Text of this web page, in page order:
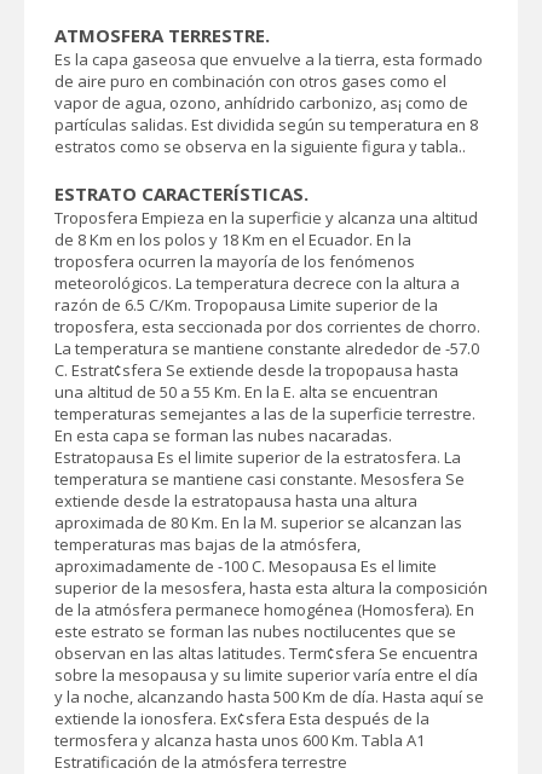
ATMOSFERA TERRESTRE.
Es la capa gaseosa que envuelve a la tierra, esta formado
de aire puro en combinación con otros gases como el
vapor de agua, ozono, anhídrido carbonizo, as¡ como de
partículas salidas. Est dividida según su temperatura en 8
estratos como se observa en la siguiente figura y tabla..
ESTRATO CARACTERÍSTICAS.
Troposfera Empieza en la superficie y alcanza una altitud
de 8 Km en los polos y 18 Km en el Ecuador. En la
troposfera ocurren la mayoría de los fenómenos
meteorológicos. La temperatura decrece con la altura a
razón de 6.5 C/Km. Tropopausa Limite superior de la
troposfera, esta seccionada por dos corrientes de chorro.
La temperatura se mantiene constante alrededor de -57.0
C. Estrat¢sfera Se extiende desde la tropopausa hasta
una altitud de 50 a 55 Km. En la E. alta se encuentran
temperaturas semejantes a las de la superficie terrestre.
En esta capa se forman las nubes nacaradas.
Estratopausa Es el limite superior de la estratosfera. La
temperatura se mantiene casi constante. Mesosfera Se
extiende desde la estratopausa hasta una altura
aproximada de 80 Km. En la M. superior se alcanzan las
temperaturas mas bajas de la atmósfera,
aproximadamente de -100 C. Mesopausa Es el limite
superior de la mesosfera, hasta esta altura la composición
de la atmósfera permanece homogénea (Homosfera). En
este estrato se forman las nubes noctilucentes que se
observan en las altas latitudes. Term¢sfera Se encuentra
sobre la mesopausa y su limite superior varía entre el día
y la noche, alcanzando hasta 500 Km de día. Hasta aquí se
extiende la ionosfera. Ex¢sfera Esta después de la
termosfera y alcanza hasta unos 600 Km. Tabla A1
Estratificación de la atmósfera terrestre